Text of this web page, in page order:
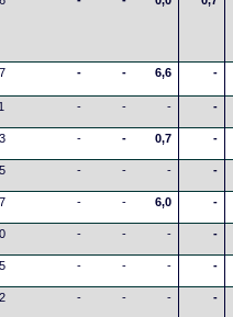
- - 6,6 -
- - - -
- - 0,7 -
- - - -
- - 6,0 -
- - - -
- - - -
- - - -